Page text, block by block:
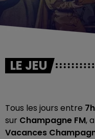
LE JEU
Tous les jours entre
sur Champagne FM,
Vacances